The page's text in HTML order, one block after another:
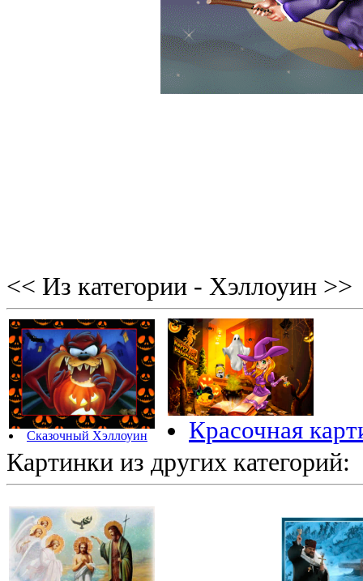
<< Из категории - Хэллоуин >>
Сказочный Хэллоуин Красочная
Картинки из других категорий: